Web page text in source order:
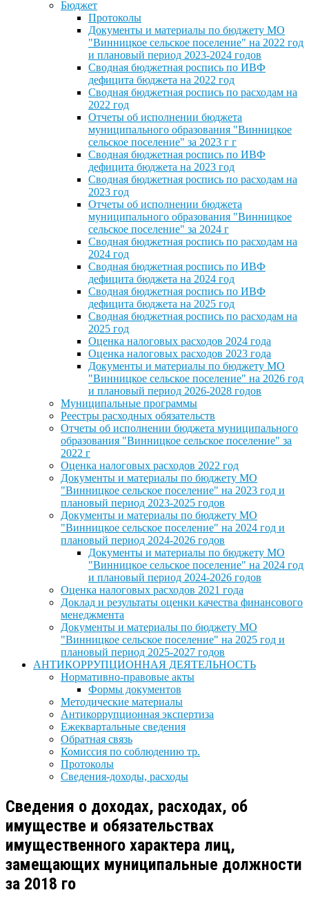
Бюджет
Протоколы
Документы и материалы по бюджету МО
"Винницкое сельское поселение" на 2022 год
и плановый период 2023-2024 годов
Сводная бюджетная роспись по ИВФ
дефицита бюджета на 2022 год
Сводная бюджетная роспись по расходам на
2022 год
Отчеты об исполнении бюджета
муниципального образования "Винницкое
сельское поселение" за 2023 г г
Сводная бюджетная роспись по ИВФ
дефицита бюджета на 2023 год
Сводная бюджетная роспись по расходам на
2023 год
Отчеты об исполнении бюджета
муниципального образования "Винницкое
сельское поселение" за 2024 г
Сводная бюджетная роспись по расходам на
2024 год
Сводная бюджетная роспись по ИВФ
дефицита бюджета на 2024 год
Сводная бюджетная роспись по ИВФ
дефицита бюджета на 2025 год
Сводная бюджетная роспись по расходам на
2025 год
Оценка налоговых расходов 2024 года
Оценка налоговых расходов 2023 года
Документы и материалы по бюджету МО
"Винницкое сельское поселение" на 2026 год
и плановый период 2026-2028 годов
Муниципальные программы
Реестры расходных обязательств
Отчеты об исполнении бюджета муниципального
образования "Винницкое сельское поселение" за
2022 г
Оценка налоговых расходов 2022 год
Документы и материалы по бюджету МО
"Винницкое сельское поселение" на 2023 год и
плановый период 2023-2025 годов
Документы и материалы по бюджету МО
"Винницкое сельское поселение" на 2024 год и
плановый период 2024-2026 годов
Документы и материалы по бюджету МО
"Винницкое сельское поселение" на 2024 год
и плановый период 2024-2026 годов
Оценка налоговых расходов 2021 года
Доклад и результаты оценки качества финансового
менеджмента
Документы и материалы по бюджету МО
"Винницкое сельское поселение" на 2025 год и
плановый период 2025-2027 годов
АНТИКОРРУПЦИОННАЯ ДЕЯТЕЛЬНОСТЬ
Нормативно-правовые акты
Формы документов
Методические материалы
Антикоррупционная экспертиза
Ежеквартальные сведения
Обратная связь
Комиссия по соблюдению тр.
Протоколы
Сведения-доходы, расходы
Сведения о доходах, расходах, об
имуществе и обязательствах
имущественного характера лиц,
замещающих муниципальные должности
за 2018 го